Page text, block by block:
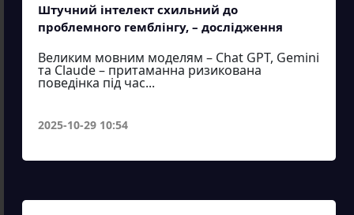
Штучний інтелект схильний до
проблемного гемблінгу, – дослідження
Великим мовним моделям – Chat GPT, Gemini
та Claude – притаманна ризикована
поведінка під час...
2025-10-29 10:54